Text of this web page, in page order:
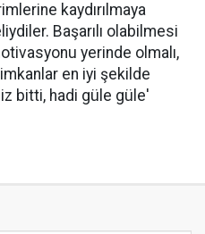
kaydırılmaya
Başarılı olabilmesi
yerinde olmalı,
en iyi şekilde
bitti, hadi güle güle'